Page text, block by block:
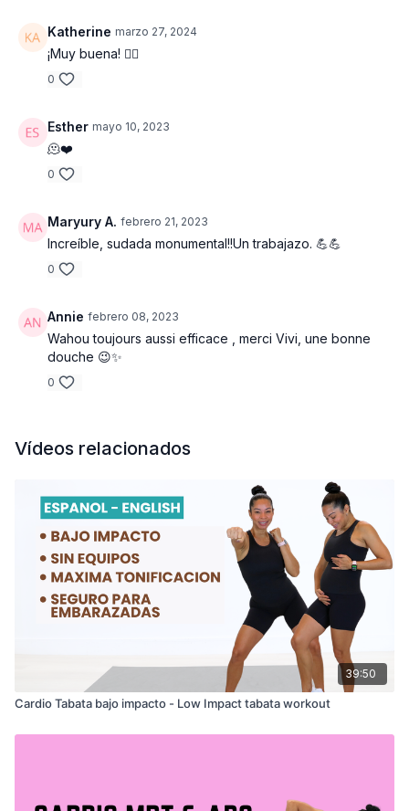
Katherine marzo 27, 2024
¡Muy buena! ❤️‍🔥
0
Esther mayo 10, 2023
🫠❤️
0
Maryury A. febrero 21, 2023
Increíble, sudada monumental!!Un trabajazo. 💪💪
0
Annie febrero 08, 2023
Wahou toujours aussi efficace , merci Vivi, une bonne
douche 😉✨
0
Vídeos relacionados
39:50
Cardio Tabata bajo impacto - Low Impact tabata workout